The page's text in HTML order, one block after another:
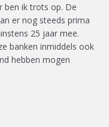
ben ik trots op. De
er nog steeds prima
25 jaar mee.
banken inmiddels ook
hebben mogen